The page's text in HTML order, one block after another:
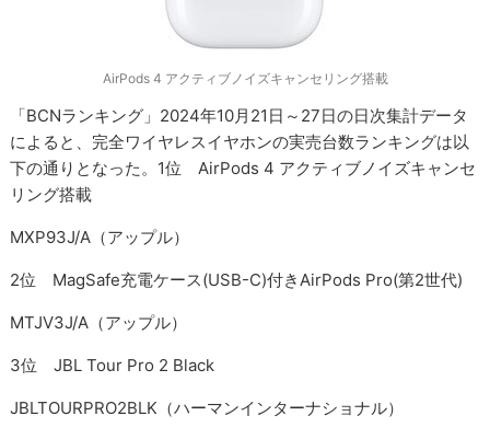
AirPods 4 アクティブノイズキャンセリング搭載
「BCNランキング」2024年10月21日～27日の日次集計データ
によると、完全ワイヤレスイヤホンの実売台数ランキングは以
下の通りとなった。1位 AirPods 4 アクティブノイズキャンセ
リング搭載
MXP93J/A（アップル）
2位 MagSafe充電ケース(USB-C)付きAirPods Pro(第2世代)
MTJV3J/A（アップル）
3位 JBL Tour Pro 2 Black
JBLTOURPRO2BLK（ハーマンインターナショナル）